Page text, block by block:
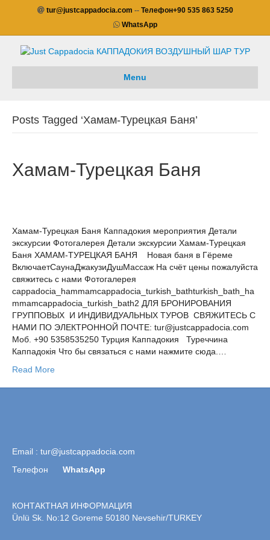
tur@justcappadocia.com -- Телефон+90 535 863 5250
WhatsApp
Menu
Posts Tagged ‘Хамам-Турецкая Баня’
Хамам-Турецкая Баня
Хамам-Турецкая Баня Каппадокия мероприятия Детали
экскурсии Фотогалерея Детали экскурсии Хамам-Турецкая
Баня ХАМАМ-ТУРЕЦКАЯ БАНЯ Новая баня в Гёреме
ВключаетСаунаДжакузиДушМассаж На счёт цены пожалуйста
свяжитесь с нами Фотогалерея
cappadocia_hammamcappadocia_turkish_bathturkish_bath_ha
mmamcappadocia_turkish_bath2 ДЛЯ БРОНИРОВАНИЯ
ГРУППОВЫХ И ИНДИВИДУАЛЬНЫХ ТУРОВ СВЯЖИТЕCЬ С
НАМИ ПО ЭЛЕКТРОННОЙ ПОЧТЕ: tur@justcappadocia.com
Moб. +90 5358535250 Турция Каппадокия Туреччина
Каппадокiя Что бы связаться с нами нажмите сюда.…
Read More
Email : tur@justcappadocia.com
Телефон
WhatsApp
КОНТАКТНАЯ ИНФОРМАЦИЯ
Ünlü Sk. No:12 Goreme 50180 Nevsehir/TURKEY